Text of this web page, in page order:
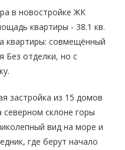
в новостройке ЖК
квартиры - 38.1 кв.
квартиры: совмещённый
Без отделки, но с
застройка из 15 домов
северном склоне горы
вид на море и
где берут начало